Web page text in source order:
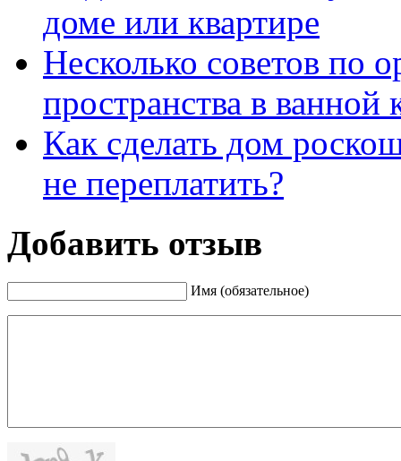
доме или квартире
Несколько советов по
пространства в ванной
Как сделать дом
не переплатить?
Добавить отзыв
Имя (обязательное)